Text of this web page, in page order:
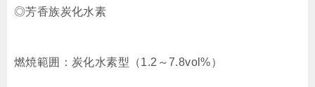
◎芳香族炭化水素
燃焼範囲：炭化水素型（1.2～7.8vol%）